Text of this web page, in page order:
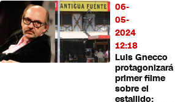
06-
05-
2024
12:18
Luis Gnecco
protagonizará
primer filme
sobre el
estallido: